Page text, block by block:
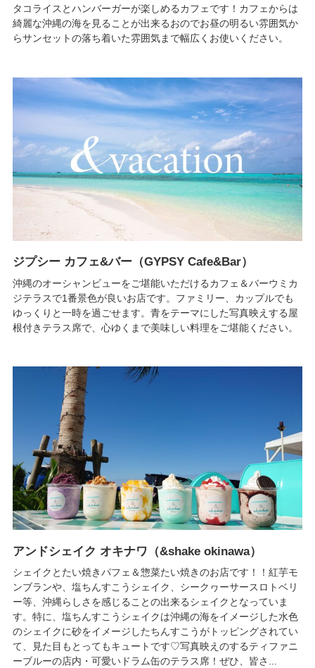
タコライスとハンバーガーが楽しめるカフェです！カフェからは
綺麗な沖縄の海を見ることが出来るおのでお昼の明るい雰囲気か
らサンセットの落ち着いた雰囲気まで幅広くお使いください。
ジプシー カフェ&バー（GYPSY Cafe&Bar）
沖縄のオーシャンビューをご堪能いただけるカフェ＆バーウミカ
ジテラスで1番景色が良いお店です。ファミリー、カップルでも
ゆっくりと一時を過ごせます。青をテーマにした写真映えする屋
根付きテラス席で、心ゆくまで美味しい料理をご堪能ください。
アンドシェイク オキナワ（&shake okinawa）
シェイクとたい焼きパフェ＆惣菜たい焼きのお店です！！紅芋モ
ンブランや、塩ちんすこうシェイク、シークヮーサースロトベリ
ー等、沖縄らしさを感じることの出来るシェイクとなっていま
す。特に、塩ちんすこうシェイクは沖縄の海をイメージした水色
のシェイクに砂をイメージしたちんすこうがトッピングされてい
て、見た目もとってもキュートです♡写真映えのするティファニ
ーブルーの店内・可愛いドラム缶のテラス席！ぜひ、皆さ...